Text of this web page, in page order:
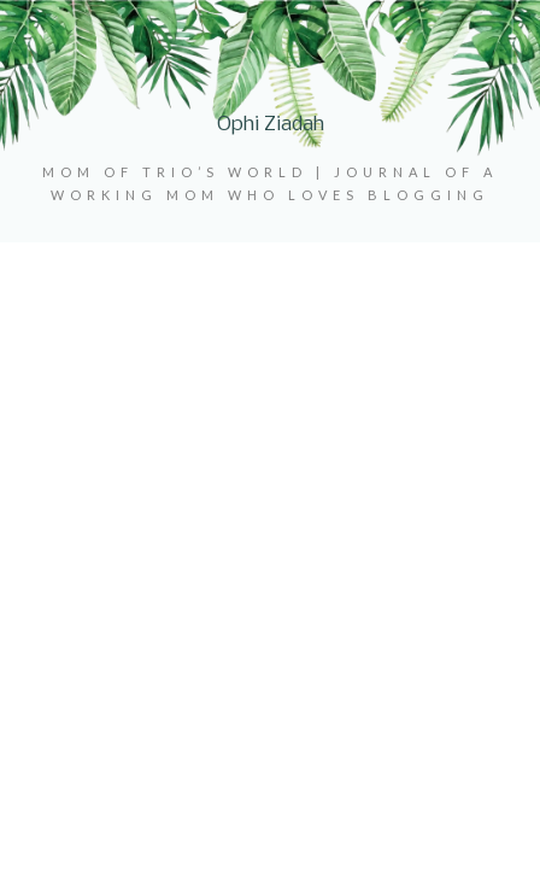
Ophi Ziadah
MOM OF TRIO’S WORLD | JOURNAL OF A
WORKING MOM WHO LOVES BLOGGING